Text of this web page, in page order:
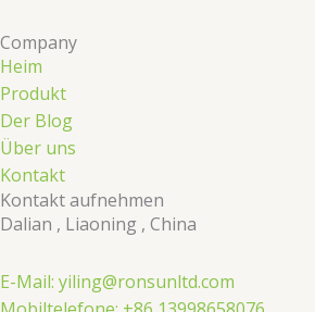
Company
Heim
Produkt
Der Blog
Über uns
Kontakt
Kontakt aufnehmen
Dalian , Liaoning , China
E-Mail: yiling@ronsunltd.com